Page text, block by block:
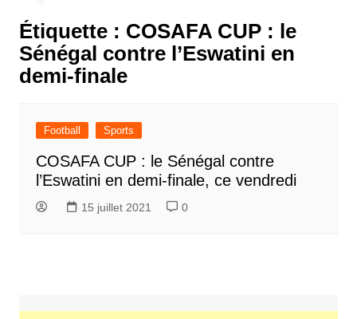
Étiquette : COSAFA CUP : le
Sénégal contre l’Eswatini en
demi-finale
Football Sports
COSAFA CUP : le Sénégal contre
l’Eswatini en demi-finale, ce vendredi
15 juillet 2021 0